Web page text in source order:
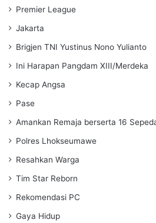
Premier League
Jakarta
Brigjen TNI Yustinus Nono Yulianto
Ini Harapan Pangdam XIII/Merdeka
Kecap Angsa
Pase
Amankan Remaja berserta 16
Polres Lhokseumawe
Resahkan Warga
Tim Star Reborn
Rekomendasi PC
Gaya Hidup